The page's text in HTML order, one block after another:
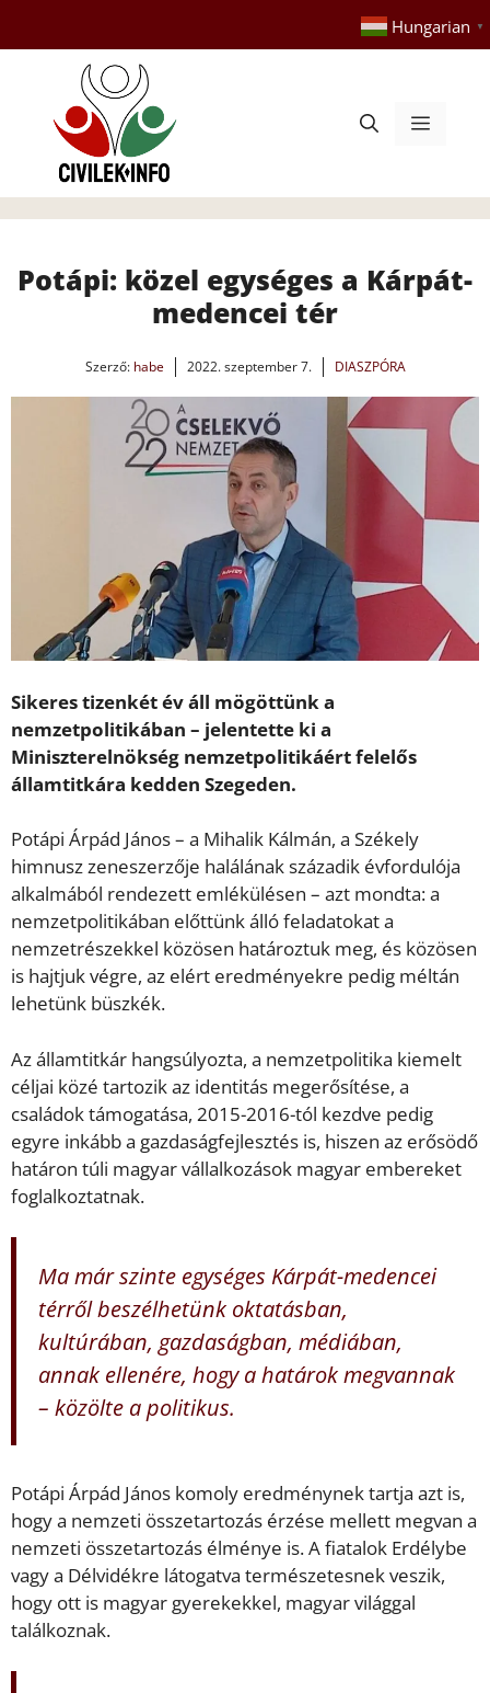
tartalomba
Hungarian ▼
Menü
Potápi: közel egységes a Kárpát-
medencei tér
Szerző: habe 2022. szeptember 7. DIASZPÓRA
Sikeres tizenkét év áll mögöttünk a
nemzetpolitikában – jelentette ki a
Miniszterelnökség nemzetpolitikáért felelős
államtitkára kedden Szegeden.
Potápi Árpád János – a Mihalik Kálmán, a Székely
himnusz zeneszerzője halálának századik évfordulója
alkalmából rendezett emlékülésen – azt mondta: a
nemzetpolitikában előttünk álló feladatokat a
nemzetrészekkel közösen határoztuk meg, és közösen
is hajtjuk végre, az elért eredményekre pedig méltán
lehetünk büszkék.
Az államtitkár hangsúlyozta, a nemzetpolitika kiemelt
céljai közé tartozik az identitás megerősítése, a
családok támogatása, 2015-2016-tól kezdve pedig
egyre inkább a gazdaságfejlesztés is, hiszen az erősödő
határon túli magyar vállalkozások magyar embereket
foglalkoztatnak.
Ma már szinte egységes Kárpát-medencei
térről beszélhetünk oktatásban,
kultúrában, gazdaságban, médiában,
annak ellenére, hogy a határok megvannak
– közölte a politikus.
Potápi Árpád János komoly eredménynek tartja azt is,
hogy a nemzeti összetartozás érzése mellett megvan a
nemzeti összetartozás élménye is. A fiatalok Erdélybe
vagy a Délvidékre látogatva természetesnek veszik,
hogy ott is magyar gyerekekkel, magyar világgal
találkoznak.